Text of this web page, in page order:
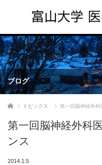
ブログ
ホーム トピックス 第一回脳神経外科
第一回脳神経外科
ンス
2014.1.5